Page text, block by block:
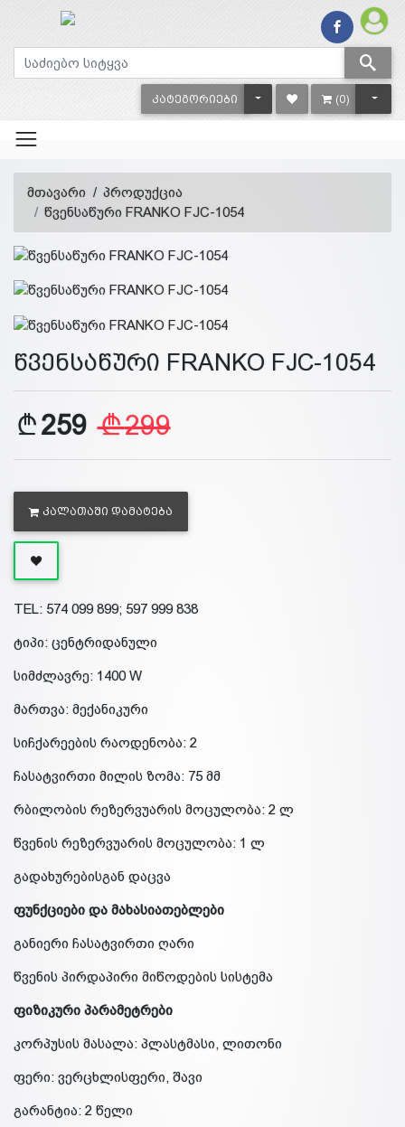
ᲙᲐᲢᲔᲒᲝᲠᲘᲔᲑᲘ TOGGLE DROPDOWN
(0)
მთავარი
პროდუქცია
წვენსაწური FRANKO FJC-1054
წვენსაწური FRANKO FJC-1054
259 299
ᲙᲐᲚᲐᲗᲐᲨᲘ ᲓᲐᲛᲐᲢᲔᲑᲐ
TEL: 574 099 899; 597 999 838
ტიპი: ცენტრიდანული
სიმძლავრე: 1400 W
მართვა: მექანიკური
სიჩქარეების რაოდენობა: 2
ჩასატვირთი მილის ზომა: 75 მმ
რბილობის რეზერვუარის მოცულობა: 2 ლ
წვენის რეზერვუარის მოცულობა: 1 ლ
გადახურებისგან დაცვა
ფუნქციები და მახასიათებლები
განიერი ჩასატვირთი ღარი
წვენის პირდაპირი მიწოდების სისტემა
ფიზიკური პარამეტრები
კორპუსის მასალა: პლასტმასი, ლითონი
ფერი: ვერცხლისფერი, შავი
გარანტია: 2 წელი